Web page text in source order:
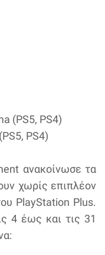
(PS5, PS4)
PS4)
ανακοίνωσε τα
χωρίς επιπλέον
PlayStation Plus.
4 έως και τις 31